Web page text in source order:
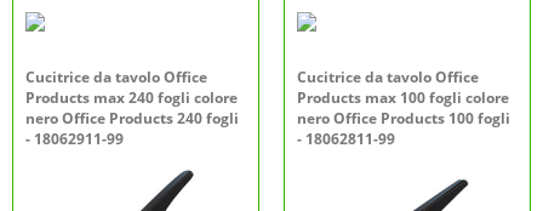
Cucitrice da tavolo Office
Products max 240 fogli colore
nero Office Products 240 fogli
- 18062911-99
Cucitrice da tavolo Office
Products max 100 fogli colore
nero Office Products 100 fogli
- 18062811-99